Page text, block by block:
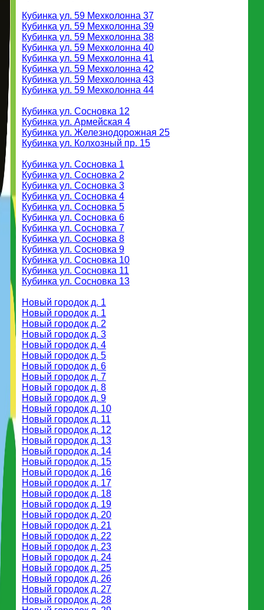
Кубинка ул. 59 Мехколонна 37
Кубинка ул. 59 Мехколонна 39
Кубинка ул. 59 Мехколонна 38
Кубинка ул. 59 Мехколонна 40
Кубинка ул. 59 Мехколонна 41
Кубинка ул. 59 Мехколонна 42
Кубинка ул. 59 Мехколонна 43
Кубинка ул. 59 Мехколонна 44
Кубинка ул. Сосновка 12
Кубинка ул. Армейская 4
Кубинка ул. Железнодорожная 25
Кубинка ул. Колхозный пр. 15
Кубинка ул. Сосновка 1
Кубинка ул. Сосновка 2
Кубинка ул. Сосновка 3
Кубинка ул. Сосновка 4
Кубинка ул. Сосновка 5
Кубинка ул. Сосновка 6
Кубинка ул. Сосновка 7
Кубинка ул. Сосновка 8
Кубинка ул. Сосновка 9
Кубинка ул. Сосновка 10
Кубинка ул. Сосновка 11
Кубинка ул. Сосновка 13
Новый городок д. 1
Новый городок д. 1
Новый городок д. 2
Новый городок д. 3
Новый городок д. 4
Новый городок д. 5
Новый городок д. 6
Новый городок д. 7
Новый городок д. 8
Новый городок д. 9
Новый городок д. 10
Новый городок д. 11
Новый городок д. 12
Новый городок д. 13
Новый городок д. 14
Новый городок д. 15
Новый городок д. 16
Новый городок д. 17
Новый городок д. 18
Новый городок д. 19
Новый городок д. 20
Новый городок д. 21
Новый городок д. 22
Новый городок д. 23
Новый городок д. 24
Новый городок д. 25
Новый городок д. 26
Новый городок д. 27
Новый городок д. 28